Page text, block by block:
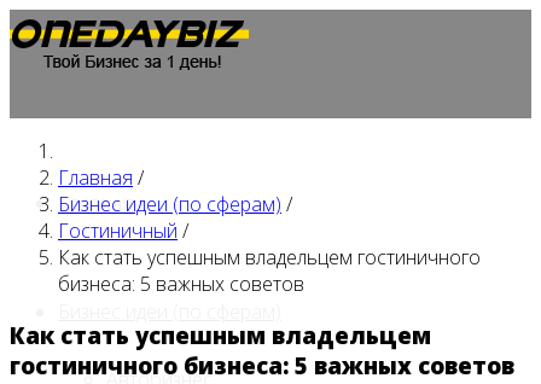
Главная
Главная /
Бизнес идеи (по сферам) /
Гостиничный /
Как стать успешным владельцем гостиничного
бизнеса: 5 важных советов
Как стать успешным владельцем
гостиничного бизнеса: 5 важных советов